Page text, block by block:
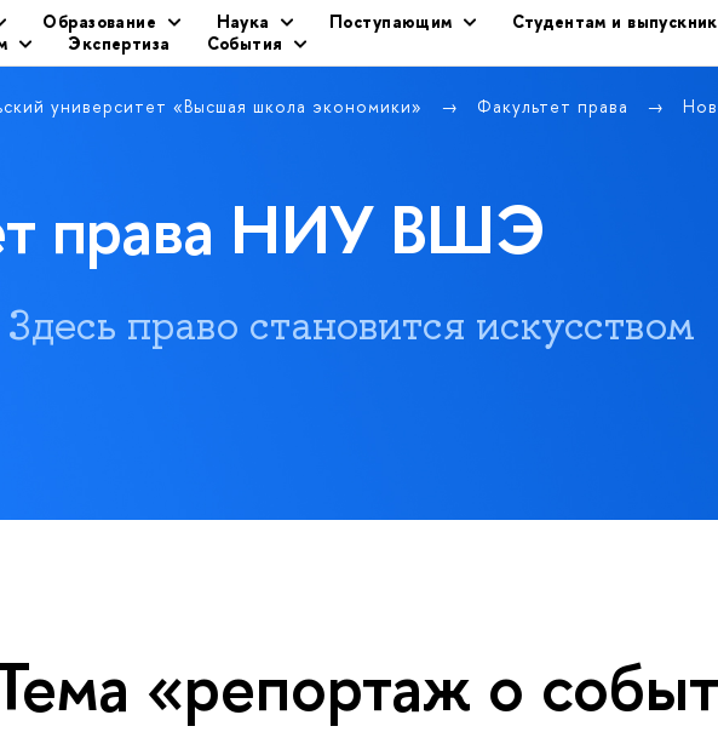
Образование Наука Поступающим
Студентам и
Экспертиза События
университет «Высшая школа экономики» Факультет права
права НИУ ВШЭ
право становится искусством
«репортаж о